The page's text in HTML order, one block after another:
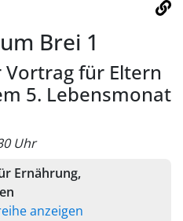
Brei 1
für Eltern
5. Lebensmonat
Uhr
Ernährung,
anzeigen